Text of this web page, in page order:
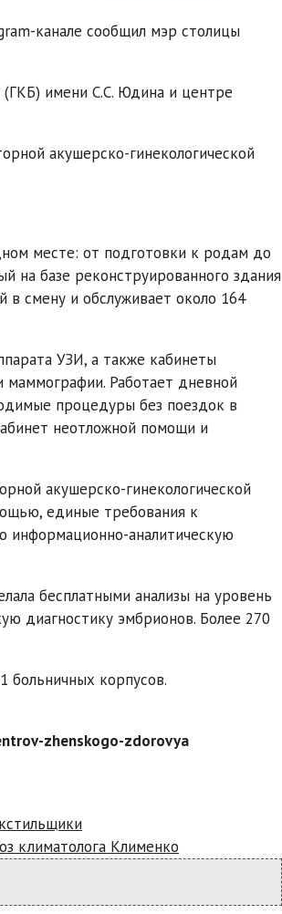
канале сообщил мэр столицы
(ГКБ) имени С.С. Юдина и центре
акушерско-гинекологической
месте: от подготовки к родам до
на базе реконструированного здания
смену и обслуживает около 164
УЗИ, а также кабинеты
маммографии. Работает дневной
процедуры без поездок в
неотложной помощи и
акушерско-гинекологической
единые требования к
аналитическую
бесплатными анализы на уровень
диагностику эмбрионов. Более 270
больничных корпусов.
zhenskogo-zdorovya
климатолога Клименко